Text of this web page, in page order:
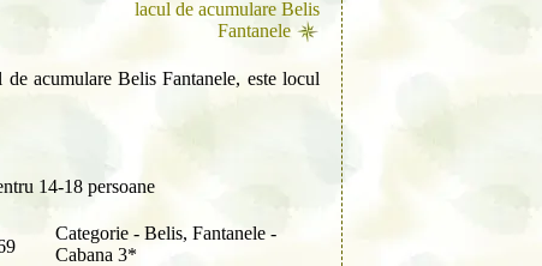
lacul de acumulare Belis
Fantanele
acumulare Belis Fantanele, este locul
14-18 persoane
Categorie - Belis, Fantanele -
Cabana 3*